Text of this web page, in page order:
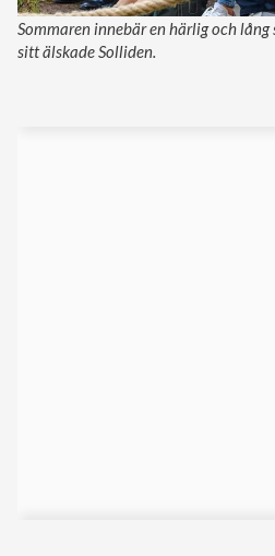
Sommaren innebär en härlig och
sitt älskade Solliden.